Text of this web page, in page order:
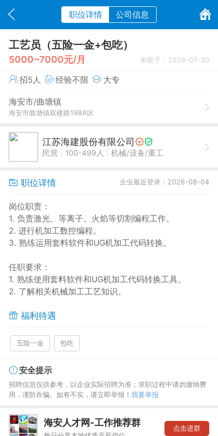
职位详情 公司信息
工艺员（五险一金+包吃）
5000~7000元/月 刷新于：2026-07-30
招5人 经验不限 大专
海安市/曲塘镇
海安市曲塘镇双楼路198A区
江苏海建股份有限公司
民营 100-499人 机械/设备/重工
职位详情 企业最近登录：2026-08-04
岗位职责：
1. 负责激光、等离子、火焰等切割编程工作。
2. 进行机加工数控编程。
3. 熟练运用套料软件和UG机加工代码转换。
任职要求：
1. 熟练使用套料软件和UG机加工代码转换工具。
2. 了解相关机械加工工艺知识。
福利待遇
五险一金 包吃
安全提示
招聘信息仅供参考，以企业实际招聘为准；求职过程中请勿缴纳费
用，谨防诈骗。如有不实，请立即举报！ 我要举报
海安人才网-工作推荐群 点击进群